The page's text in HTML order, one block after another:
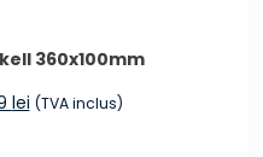
79,99 lei.
360x100mm
leiPrețul
(TVA inclus)